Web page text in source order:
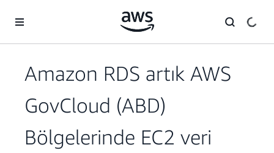
Amazon RDS artık AWS
GovCloud (ABD)
Bölgelerinde EC2 veri